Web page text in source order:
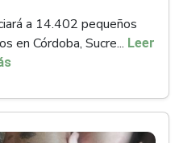
a 14.402 pequeños
en Córdoba, Sucre... Leer